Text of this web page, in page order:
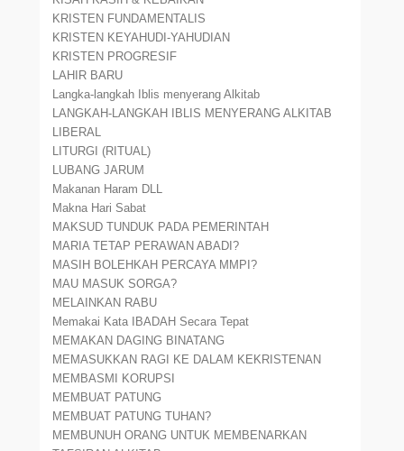
KRISTEN FUNDAMENTALIS
KRISTEN KEYAHUDI-YAHUDIAN
KRISTEN PROGRESIF
LAHIR BARU
Langka-langkah Iblis menyerang Alkitab
LANGKAH-LANGKAH IBLIS MENYERANG ALKITAB
LIBERAL
LITURGI (RITUAL)
LUBANG JARUM
Makanan Haram DLL
Makna Hari Sabat
MAKSUD TUNDUK PADA PEMERINTAH
MARIA TETAP PERAWAN ABADI?
MASIH BOLEHKAH PERCAYA MMPI?
MAU MASUK SORGA?
MELAINKAN RABU
Memakai Kata IBADAH Secara Tepat
MEMAKAN DAGING BINATANG
MEMASUKKAN RAGI KE DALAM KEKRISTENAN
MEMBASMI KORUPSI
MEMBUAT PATUNG
MEMBUAT PATUNG TUHAN?
MEMBUNUH ORANG UNTUK MEMBENARKAN